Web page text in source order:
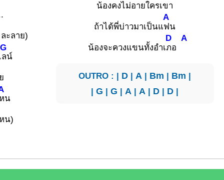
ะลาย)
G
ลน์
น
น)
น้องคงไม่อายใครเขา
ถ้าได้พี่บ่าวมาเป็นแ
A
ฟน
น้องจะควงแขนทั้งอำเ
D
ภอ
A
OUTRO : | D | A | Bm | Bm |
|G |G | A | A | D | D |